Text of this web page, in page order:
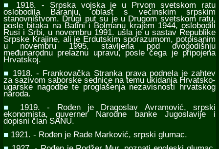
■ 1918. - Srpska vojska je u Prvom svetskom ratu
oslobodila Baranju, oblast s većinskim srpskim
stanovništvom. Drugi put su je u Drugom svetskom ratu,
posle bitaka na Batini i Bolmanu krajem 1944, oslobodili
Rusi i Srbi, u novembru 1991. ušla je u sastav Republike
Srpske Krajine, ali je Erdutskim sporazumom, potpisanim
u novembru 1995, stavljena pod dvogodišnju
međunarodnu prelaznu upravu, posle čega je pripojena
Hrvatskoj.
■ 1918. - Frankovačka Stranka prava podnela je zahtev
za sazivom saborske sednice na temu ukidanja Hrvatsko-
ugarske nagodbe te proglašenja nezavisnosti hrvatskog
naroda.
■
1919. - Rođen je Dragoslav Avramović, srpski
ekonomista, guverner Narodne banke Jugoslavije i
dopisni član SANU.
■ 1921. - Rođen je Rade Marković, srpski glumac.